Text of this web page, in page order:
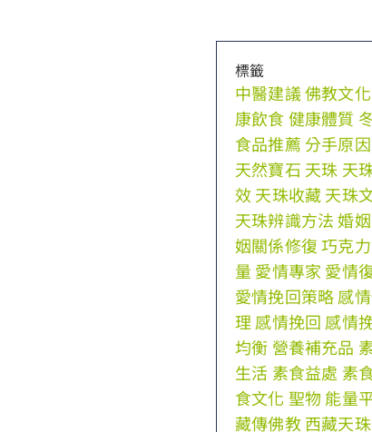
標籤
中醫建議佛教文化
康飲食 健康體質
食品推薦分手原因
天然寶石 天珠 天
效天珠收藏天珠
天珠辨識方法 婚
姻關係修復 巧克
量 愛情專家愛情
愛情挽回策略感
理感情挽回 感情
均衡 營養補充品
生活 素食益處 素
食文化 聖物能量
藏傳佛教西藏天珠